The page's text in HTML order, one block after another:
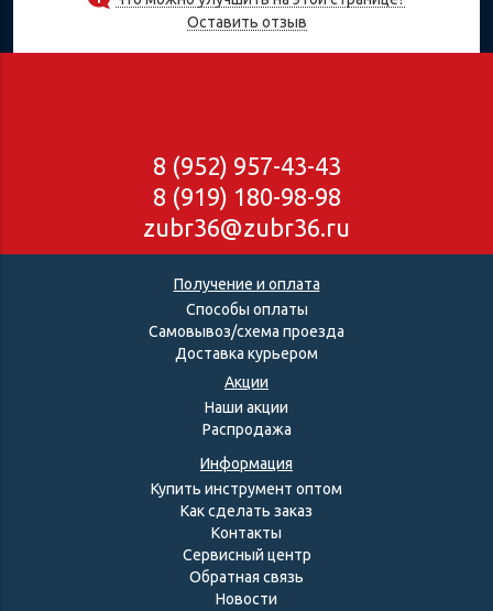
Оставить отзыв
8 (952) 957-43-43
8 (919) 180-98-98
zubr36@zubr36.ru
Получение и оплата
Способы оплаты
Самовывоз/схема проезда
Доставка курьером
Акции
Наши акции
Распродажа
Информация
Купить инструмент оптом
Как сделать заказ
Контакты
Сервисный центр
Обратная связь
Новости